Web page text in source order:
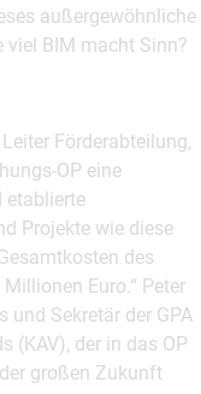
außergewöhnliche
viel BIM macht Sinn?
Förderabteilung,
OP eine
etablierte
Projekte wie diese
des
Euro.“ Peter
und Sekretär der GPA
(KAV), der in das OP
großen Zukunft